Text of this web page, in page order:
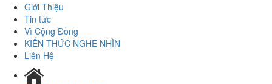
Giới Thiệu
Tin tức
Vì Cộng Đồng
KIẾN THỨC NGHE NHÌN
Liên Hệ